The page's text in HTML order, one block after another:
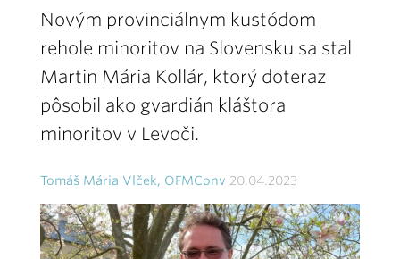
Novým provinciálnym kustódom
rehole minoritov na Slovensku sa stal
Martin Mária Kollár, ktorý doteraz
pôsobil ako gvardián kláštora
minoritov v Levoči.
Tomáš Mária Vlček, OFMConv 20.04.2023